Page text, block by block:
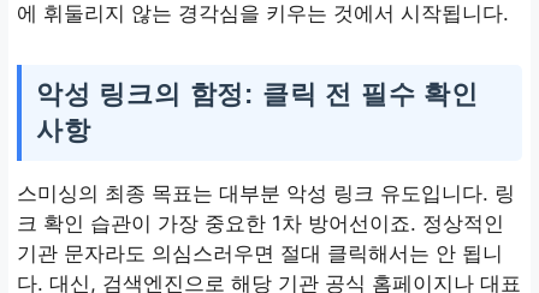
에 휘둘리지 않는 경각심을 키우는 것에서 시작됩니다.
악성 링크의 함정: 클릭 전 필수 확인
사항
스미싱의 최종 목표는 대부분 악성 링크 유도입니다. 링
크 확인 습관이 가장 중요한 1차 방어선이죠. 정상적인
기관 문자라도 의심스러우면 절대 클릭해서는 안 됩니
다. 대신, 검색엔진으로 해당 기관 공식 홈페이지나 대표